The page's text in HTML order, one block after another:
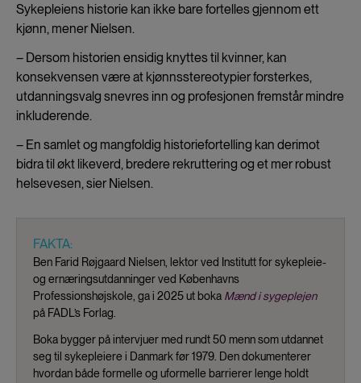
Sykepleiens historie kan ikke bare fortelles gjennom ett
kjønn, mener Nielsen.
– Dersom historien ensidig knyttes til kvinner, kan
konsekvensen være at kjønnsstereotypier forsterkes,
utdanningsvalg snevres inn og profesjonen fremstår mindre
inkluderende.
– En samlet og mangfoldig historiefortelling kan derimot
bidra til økt likeverd, bredere rekruttering og et mer robust
helsevesen, sier Nielsen.
FAKTA:
Ben Farid Røjgaard Nielsen, lektor ved Institutt for sykepleie-
og ernæringsutdanninger ved Københavns
Professionshøjskole, ga i 2025 ut boka Mænd i sygeplejen
på FADL’s Forlag.
Boka bygger på intervjuer med rundt 50 menn som utdannet
seg til sykepleiere i Danmark før 1979. Den dokumenterer
hvordan både formelle og uformelle barrierer lenge holdt